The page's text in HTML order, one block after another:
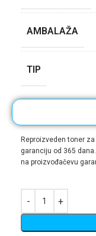
AMBALAŽA
TIP
Reproizveden toner
garanciju od 365
na proizvođačevu